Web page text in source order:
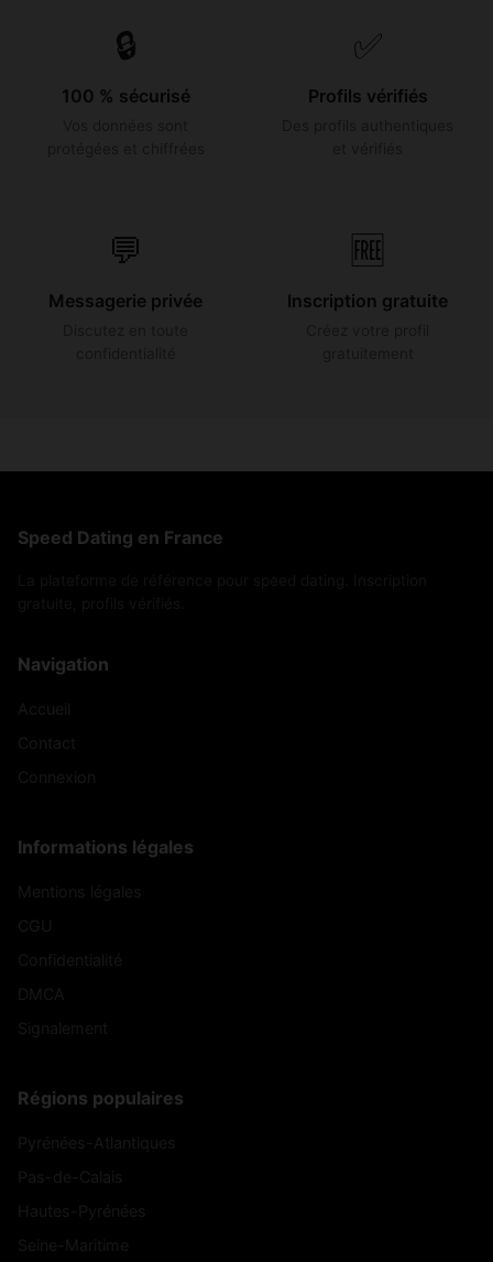
🔒
100 % sécurisé
✅
Profils vérifiés
💬
Messagerie privée
🆓
Inscription gratuite
Speed Dating en France
Navigation
Informations légales
Régions populaires